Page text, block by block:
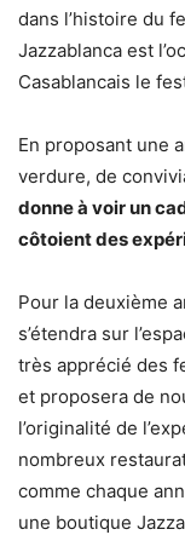
dans l’histoire du
Jazzablanca est
Casablancais le
En proposant une
verdure, de
donne à voir un
côtoient des
Pour la deuxième
s’étendra sur
très apprécié des
et proposera de
l’originalité de
nombreux
comme chaque
une boutique